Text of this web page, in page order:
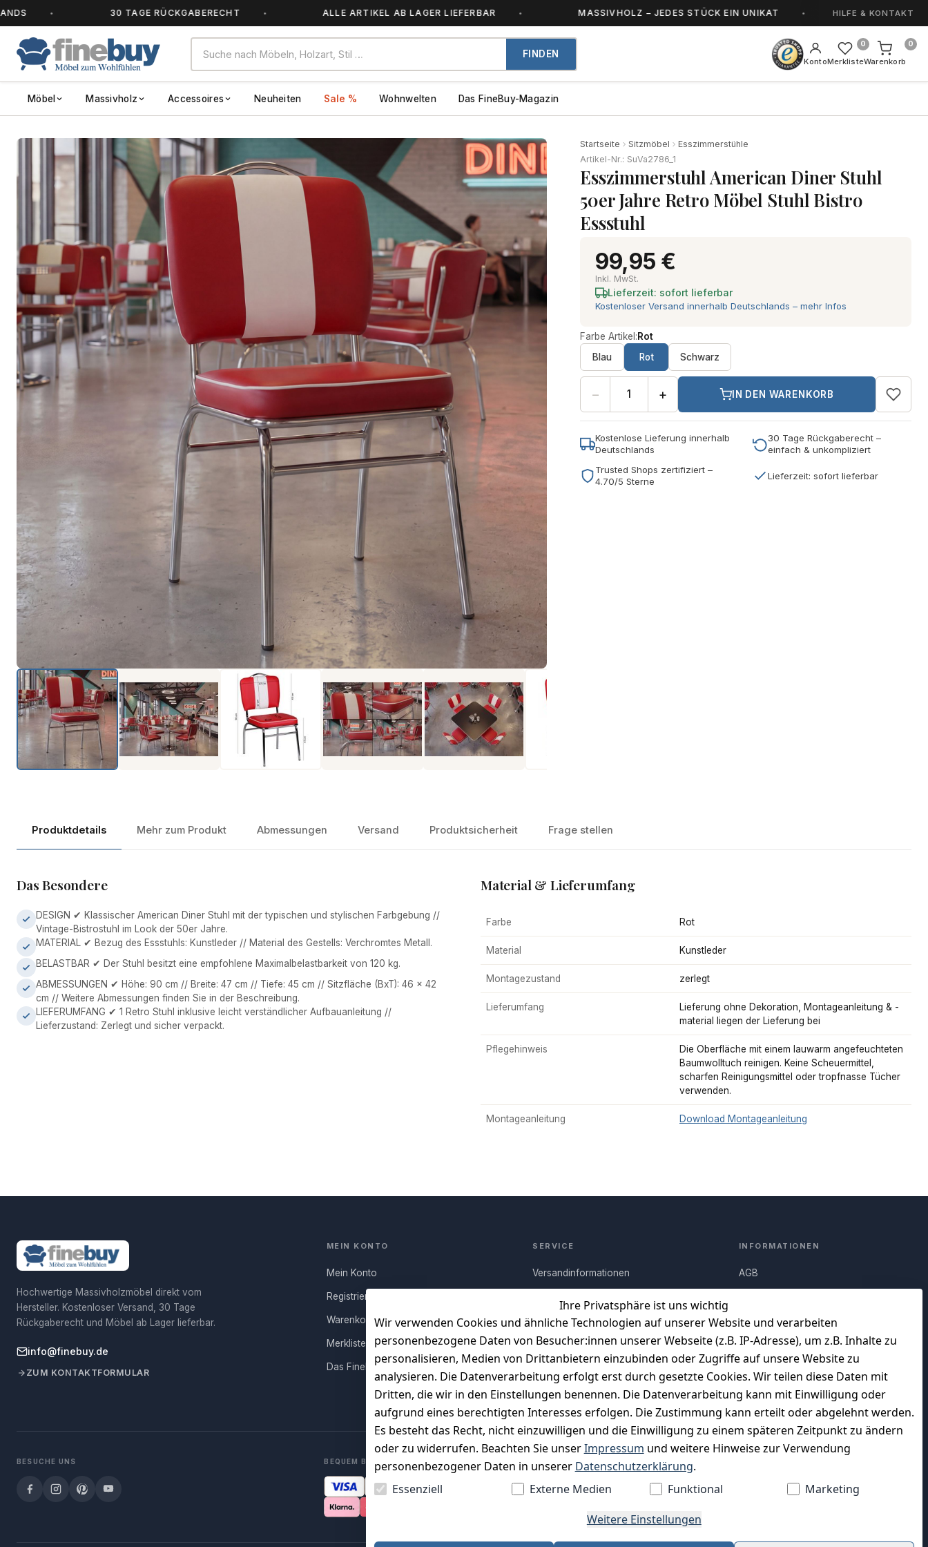
30 TAGE RÜCKGABERECHT ALLE ARTIKEL AB LAGER LIEFERBAR MASSIVHOLZ – JEDES STÜCK EIN UNIKAT HANDGEFERTIGT
HILFE & KONTAKT
FINDEN
KontoMerkliste
0
Warenkorb
0
Möbel Massivholz Accessoires Neuheiten Sale % Wohnwelten Das FineBuy-Magazin
Startseite Sitzmöbel
Esszimmerstühle
Artikel-Nr.: SuVa2786_1
Esszimmerstuhl American Diner Stuhl
50er Jahre Retro Möbel Stuhl Bistro
Essstuhl
99,95 €
Inkl. MwSt.
Lieferzeit: sofort lieferbar
Kostenloser Versand innerhalb Deutschlands – mehr Infos
Farbe Artikel:Rot
Blau
Rot Schwarz
− + IN DEN WARENKORB
Kostenlose Lieferung innerhalb
Deutschlands
30 Tage Rückgaberecht –
einfach & unkompliziert
Trusted Shops zertifiziert –
4.70/5 Sterne
Lieferzeit: sofort lieferbar
Produktdetails Mehr zum Produkt Abmessungen Versand Produktsicherheit Frage stellen
Das Besondere
DESIGN ✔ Klassischer American Diner Stuhl mit der typischen und stylischen Farbgebung //
Vintage-Bistrostuhl im Look der 50er Jahre.
MATERIAL ✔ Bezug des Essstuhls: Kunstleder // Material des Gestells: Verchromtes Metall.
BELASTBAR ✔ Der Stuhl besitzt eine empfohlene Maximalbelastbarkeit von 120 kg.
ABMESSUNGEN ✔ Höhe: 90 cm // Breite: 47 cm // Tiefe: 45 cm // Sitzfläche (BxT): 46 x 42
cm // Weitere Abmessungen finden Sie in der Beschreibung.
LIEFERUMFANG ✔ 1 Retro Stuhl inklusive leicht verständlicher Aufbauanleitung //
Lieferzustand: Zerlegt und sicher verpackt.
Material & Lieferumfang
Farbe Rot
Material Kunstleder
Montagezustand zerlegt
Lieferumfang
Lieferung ohne Dekoration, Montageanleitung & -
material liegen der Lieferung bei
Pflegehinweis
Die Oberfläche mit einem lauwarm angefeuchteten
Baumwolltuch reinigen. Keine Scheuermittel,
scharfen Reinigungsmittel oder tropfnasse Tücher
verwenden.
Montageanleitung Download Montageanleitung
Ihre Privatsphäre ist uns wichtig
Wir verwenden Cookies und ähnliche Technologien auf unserer Website und verarbeiten
personenbezogene Daten von Besucher:innen unserer Webseite (z.B. IP-Adresse), um z.B. Inhalte zu
personalisieren, Medien von Drittanbietern einzubinden oder Zugriffe auf unsere Website zu
analysieren. Die Datenverarbeitung erfolgt erst durch gesetzte Cookies. Wir teilen diese Daten mit
Dritten, die wir in den Einstellungen benennen. Die Datenverarbeitung kann mit Einwilligung oder
aufgrund eines berechtigten Interesses erfolgen. Die Zustimmung kann erteilt oder abgelehnt werden.
Es besteht das Recht, nicht einzuwilligen und die Einwilligung zu einem späteren Zeitpunkt zu ändern
oder zu widerrufen. Beachten Sie unserImpressum und weitere Hinweise zur Verwendung
personenbezogener Daten in unserer Datenschutzerklärung.
Essenziell
Externe Medien Funktional
Marketing
Weitere Einstellungen
Hochwertige Massivholzmöbel direkt vom
Hersteller. Kostenloser Versand, 30 Tage
Rückgaberecht und Möbel ab Lager lieferbar.
info@finebuy.de
ZUM KONTAKTFORMULAR
MEIN KONTO
Mein Konto
Registrieren
Warenkorb
Merkliste
Das FineBuy-Magazin
SERVICE
Versandinformationen
Rücksendung
Persönlicher Rückruf
Vertrag widerrufen
INFORMATIONEN
AGB
Datenschutz
Impressum
Charity & Wohltätigkeit
BESUCHE UNS BEQUEM BEZAHLEN MIT WIR VERSENDEN MIT